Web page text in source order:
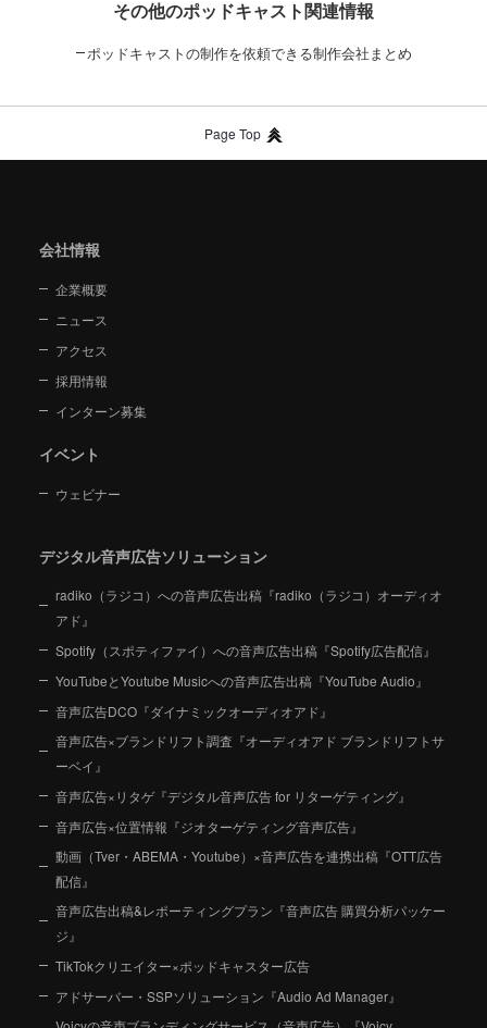
その他のポッドキャスト関連情報
ポッドキャストの制作を依頼できる制作会社まとめ
Page Top
会社情報
企業概要
ニュース
アクセス
採用情報
インターン募集
イベント
ウェビナー
デジタル音声広告ソリューション
radiko（ラジコ）への音声広告出稿『radiko（ラジコ）オーディオ
アド』
Spotify（スポティファイ）への音声広告出稿『Spotify広告配信』
YouTubeとYoutube Musicへの音声広告出稿『YouTube Audio』
音声広告DCO『ダイナミックオーディオアド』
音声広告×ブランドリフト調査『オーディオアド ブランドリフトサ
ーベイ』
音声広告×リタゲ『デジタル音声広告 for リターゲティング』
音声広告×位置情報『ジオターゲティング音声広告』
動画（Tver・ABEMA・Youtube）×音声広告を連携出稿『OTT広告
配信』
音声広告出稿&レポーティングプラン『音声広告 購買分析パッケー
ジ』
TikTokクリエイター×ポッドキャスター広告
アドサーバー・SSPソリューション『Audio Ad Manager』